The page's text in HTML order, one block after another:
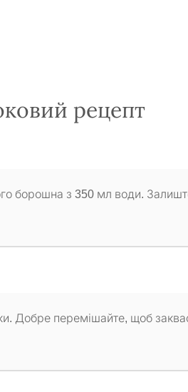
рецепт
борошна з 350 мл води.
Добре перемішайте, щоб